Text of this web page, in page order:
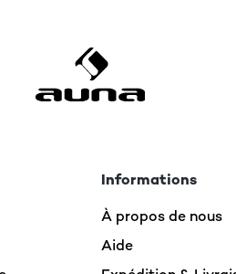
with all,P.S. I'm in my fifty's, so
Informations
À propos de nous
Aide